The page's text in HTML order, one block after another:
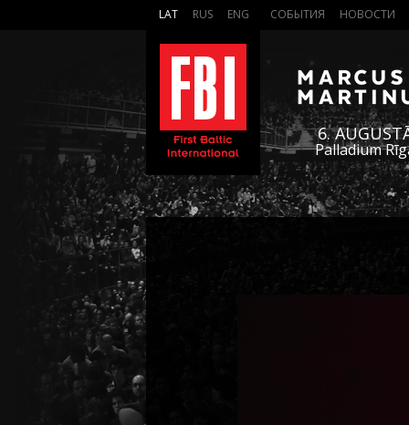
LAT RUS ENG СОБЫТИЯ НОВОСТИ
6.
Palladium